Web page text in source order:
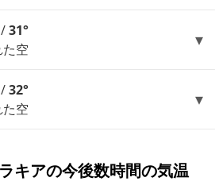
31°
空
32°
空
キアの今後数時間の気温